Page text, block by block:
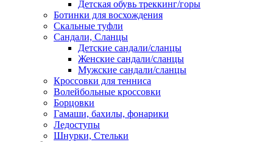
Детская обувь треккинг/горы
Ботинки для восхождения
Скальные туфли
Сандали, Сланцы
Детские сандали/сланцы
Женские сандали/сланцы
Мужские сандали/сланцы
Кроссовки для тенниса
Волейбольные кроссовки
Борцовки
Гамаши, бахилы, фонарики
Ледоступы
Шнурки, Стельки